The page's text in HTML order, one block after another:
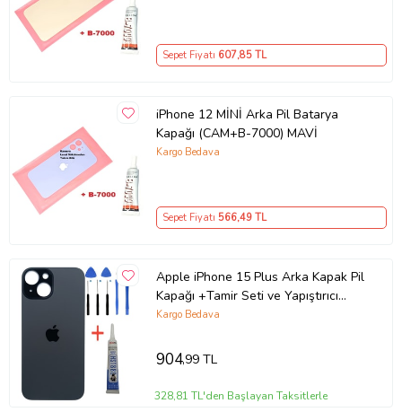
Sepet Fiyatı 607,85 TL
iPhone 12 MİNİ Arka Pil Batarya
Kapağı (CAM+B-7000) MAVİ
Kargo Bedava
Sepet Fiyatı 566,49 TL
Apple iPhone 15 Plus Arka Kapak Pil
Kapağı +Tamir Seti ve Yapıştırıcı
(Siyah)
Kargo Bedava
904,99 TL
328,81 TL'den Başlayan Taksitlerle